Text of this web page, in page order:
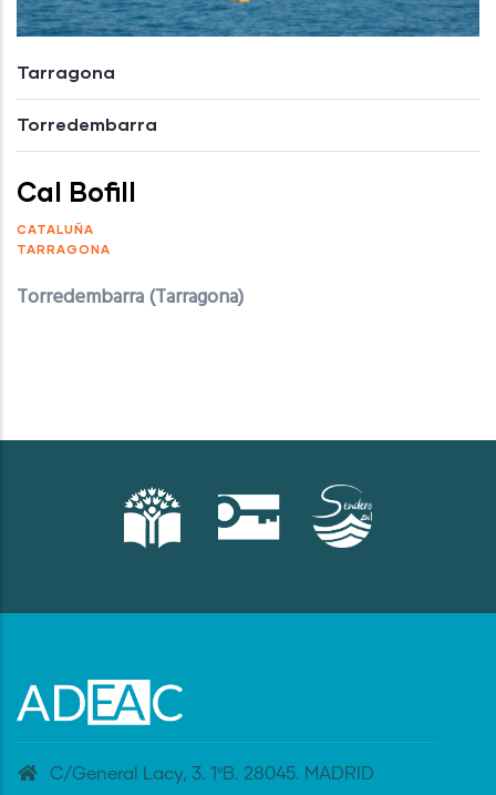
Tarragona
Torredembarra
Cal Bofill
CATALUÑA
TARRAGONA
Torredembarra (Tarragona)
C/General Lacy, 3. 1ºB. 28045. MADRID